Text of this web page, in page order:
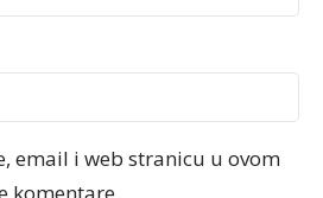
email i web stranicu u ovom
komentare.